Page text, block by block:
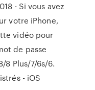
· Si vous avez
votre iPhone,
vidéo pour
de passe
8 Plus/7/6s/6.
- iOS